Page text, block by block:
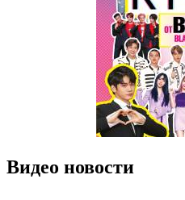
Видео новости